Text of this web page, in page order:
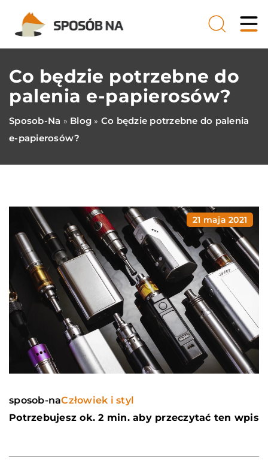
Co będzie potrzebne do
palenia e-papierosów?
Sposob-Na » Blog » Co będzie potrzebne do palenia
e-papierosów?
21 maja 2021
sposob-naCzłowiek i styl
Potrzebujesz ok. 2 min. aby przeczytać ten wpis